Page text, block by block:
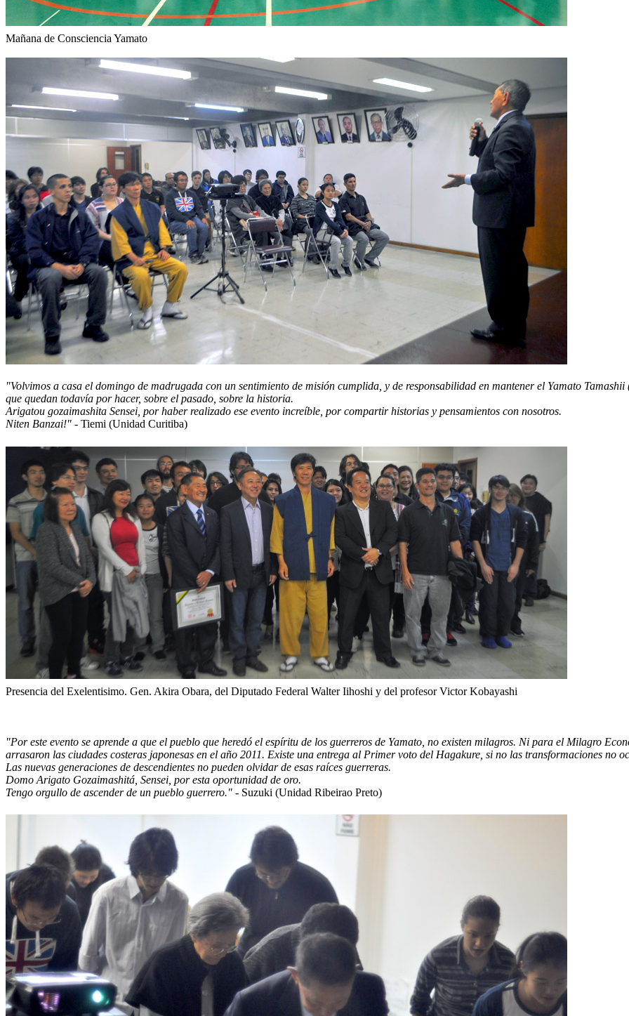
Mañana de Consciencia Yamato
"Volvimos a casa el domingo de madrugada con un sentimiento de misión cumplida, y de responsabilidad en mantener el Yamato
que quedan todavía por hacer, sobre el pasado, sobre la historia.
Arigatou gozaimashita Sensei, por haber realizado ese evento increíble, por compartir historias y pensamientos con nosotros.
Niten Banzai!" - Tiemi (Unidad Curitiba)
Presencia del Exelentisimo. Gen. Akira Obara, del Diputado Federal Walter Iihoshi y del profesor Victor Kobayashi
"Por este evento se aprende a que el pueblo que heredó el espíritu de los guerreros de Yamato, no existen milagros. Ni para el Milagro
arrasaron las ciudades costeras japonesas en el año 2011. Existe una entrega al Primer voto del Hagakure, si no las transformaciones no
Las nuevas generaciones de descendientes no pueden olvidar de esas raíces guerreras.
Domo Arigato Gozaimashitá, Sensei, por esta oportunidad de oro.
Tengo orgullo de ascender de un pueblo guerrero." - Suzuki (Unidad Ribeirao Preto)